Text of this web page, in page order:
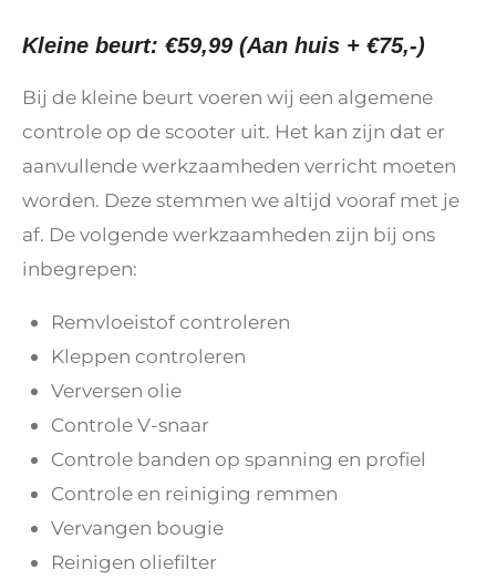
Kleine beurt: €59,99 (Aan huis + €75,-)
Bij de kleine beurt voeren wij een algemene
controle op de scooter uit. Het kan zijn dat er
aanvullende werkzaamheden verricht moeten
worden. Deze stemmen we altijd vooraf met je
af. De volgende werkzaamheden zijn bij ons
inbegrepen:
Remvloeistof controleren
Kleppen controleren
Verversen olie
Controle V-snaar
Controle banden op spanning en profiel
Controle en reiniging remmen
Vervangen bougie
Reinigen oliefilter